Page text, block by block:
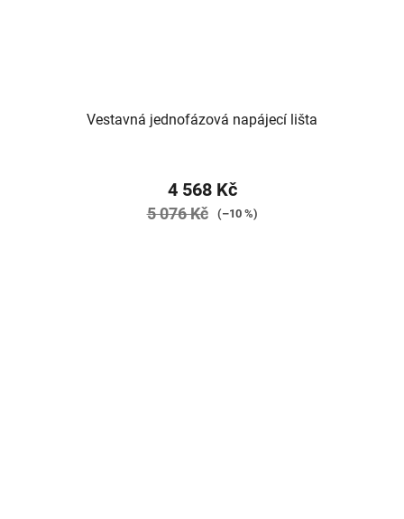
Vestavná jednofázová napájecí lišta
4 568 Kč
5 076 Kč (–10 %)